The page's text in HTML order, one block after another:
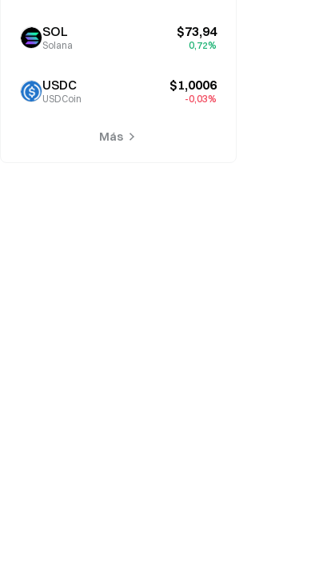
SOL
Solana
$73,94
0,72%
USDC
USDCoin
$1,0006
-0,03%
Más